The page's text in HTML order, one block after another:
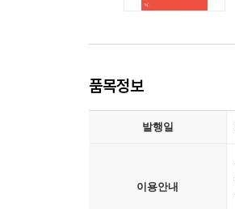
품목정보
발행일
이용안내